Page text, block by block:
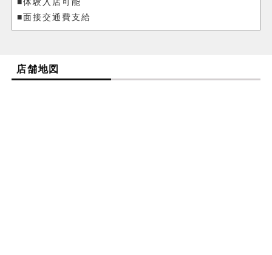
■体験入店可能
■面接交通費支給
店舗地図